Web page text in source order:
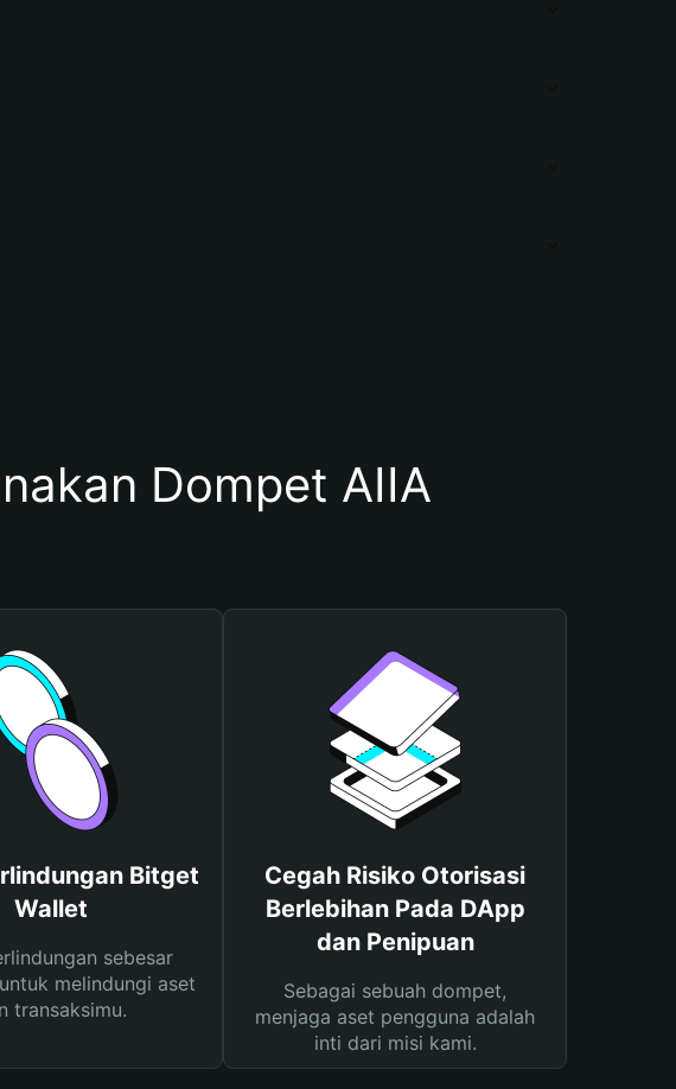
Dompet AIIA
Bitget
Wallet
sebesar
melindungi aset
transaksimu.
Cegah Risiko Otorisasi
Berlebihan Pada DApp
dan Penipuan
Sebagai sebuah dompet,
menjaga aset pengguna adalah
inti dari misi kami.